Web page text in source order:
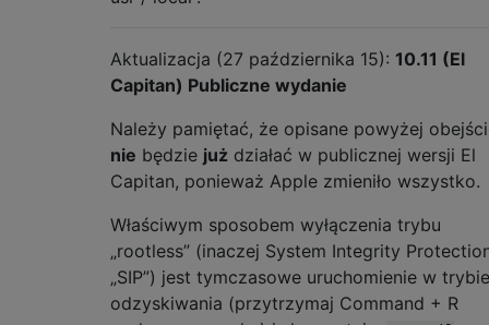
Aktualizacja (27 października 15): 10.11 (El
Capitan) Publiczne wydanie
Należy pamiętać, że opisane powyżej
nie będzie już działać w publicznej wersji El
Capitan, ponieważ Apple zmieniło wszystko.
Właściwym sposobem wyłączenia trybu
„rootless” (inaczej System Integrity
„SIP”) jest tymczasowe uruchomienie w trybie
odzyskiwania (przytrzymaj Command + R